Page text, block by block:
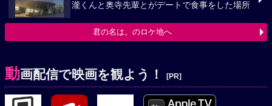
瀧くんと奥寺先輩とがデートで食事をした場所
君の名は。のロケ地へ
動画配信で映画を観よう！ [PR]